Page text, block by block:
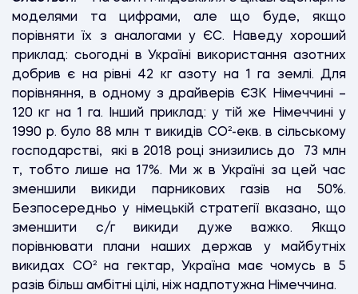
моделями та цифрами, але що буде, якщо
порівняти їх з аналогами у ЄС. Наведу хороший
приклад: сьогодні в Україні використання азотних
добрив є на рівні 42 кг азоту на 1 га землі. Для
порівняння, в одному з драйверів ЄЗК Німеччині –
120 кг на 1 га. Інший приклад: у тій же Німеччині у
1990 р. було 88 млн т викидів CO²-екв. в сільському
господарстві, які в 2018 році знизились до 73 млн
т, тобто лише на 17%. Ми ж в Україні за цей час
зменшили викиди парникових газів на 50%.
Безпосередньо у німецькій стратегії вказано, що
зменшити с/г викиди дуже важко. Якщо
порівнювати плани наших держав у майбутніх
викидах CO² на гектар, Україна має чомусь в 5
разів більш амбітні цілі, ніж надпотужна Німеччина.